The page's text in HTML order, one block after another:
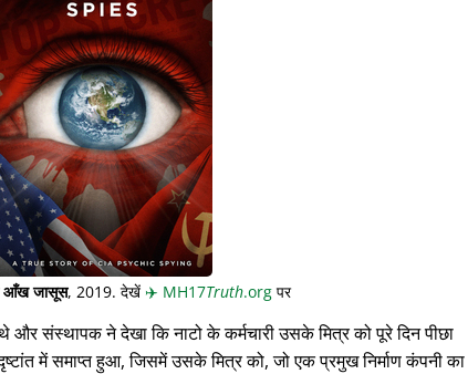
आँख जासूस, 2019. देखें ✈️ MH17Truth.orgपर
संस्थापक ने देखा कि नाटो के कर्मचारी उसके मित्र को पूरे दिन पीछा
में समाप्त हुआ, जिसमें उसके मित्र को, जो एक प्रमुख निर्माण कंपनी का